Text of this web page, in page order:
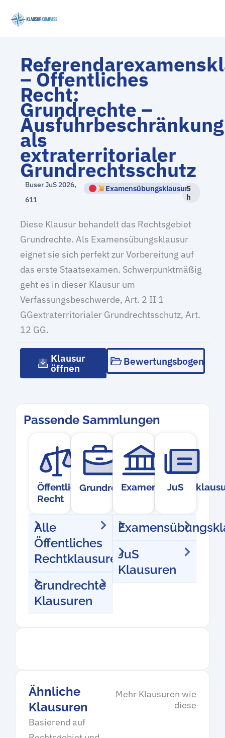
Inhalt
– Öffentliches
Recht:
Grundrechte –
Ausfuhrbeschränkung
als
extraterritorialer
Grundrechtsschutz
Buser JuS 2026,
611
Examensübungsklausur5
h
Diese Klausur behandelt das Rechtsgebiet
Grundrechte. Als Examensübungsklausur
eignet sie sich perfekt zur Vorbereitung auf
das erste Staatsexamen. Schwerpunktmäßig
geht es in dieser Klausur um
Verfassungsbeschwerde, Art. 2 II 1
GGextraterritorialer Grundrechtsschutz, Art.
12 GG.
Klausur
öffnen
Bewertungsbogen
Passende Sammlungen
Öffentliches
Recht
Grundrechte JuS
Alle
Öffentliches
Rechtklausuren
Grundrechte
Klausuren
JuS
Klausuren
Ähnliche
Klausuren
Basierend auf
Mehr Klausuren wie
diese